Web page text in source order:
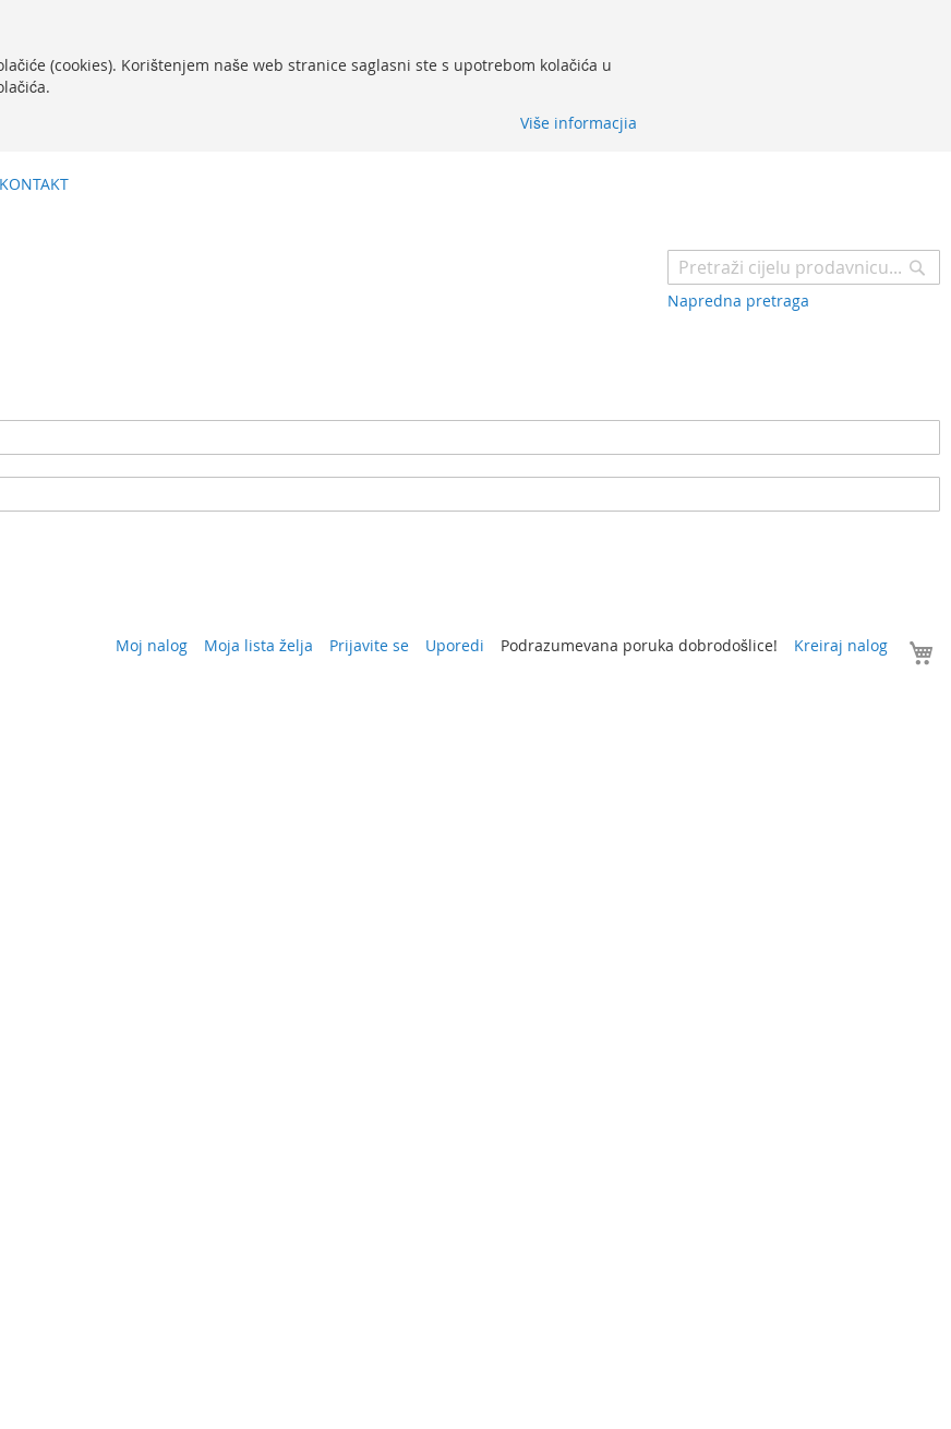
(cookies). Korištenjem naše web stranice saglasni ste s upotrebom kolačića u
Više informacjia
KONTAKT
Napredna pretraga
Moj nalog Moja lista želja Prijavite se Uporedi Podrazumevana poruka dobrodošlice! Kreiraj nalog